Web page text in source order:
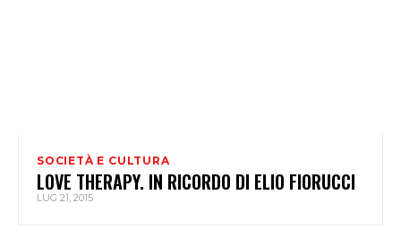
SOCIETÀ E CULTURA
LOVE THERAPY. IN RICORDO DI ELIO FIORUCCI
LUG 21, 2015